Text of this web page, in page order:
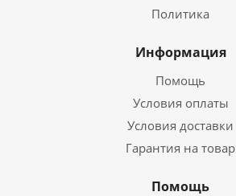
Политика
Информация
Помощь
Условия оплаты
Условия доставки
Гарантия на товар
Помощь